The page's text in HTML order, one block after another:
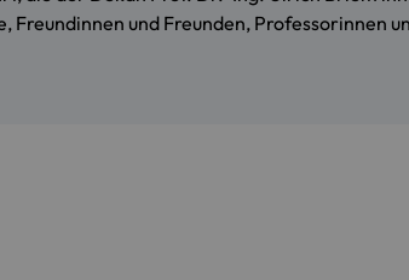
und Freunden, Professorinnen